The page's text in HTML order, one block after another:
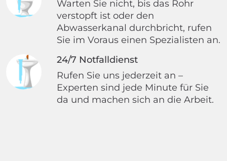
Warten Sie nicht, bis das Rohr
verstopft ist oder den
Abwasserkanal durchbricht, rufen
Sie im Voraus einen Spezialisten an.
24/7 Notfalldienst
Rufen Sie uns jederzeit an –
Experten sind jede Minute für Sie
da und machen sich an die Arbeit.